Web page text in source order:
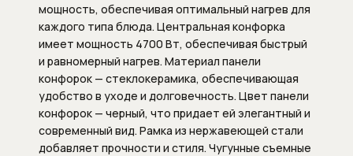
Шланги
Шланговые подсоединения
Комплектующие для сантехники
Внутренние механизмы для
переключателя (дивертора)
мощность, обеспечивая оптимальный нагрев для
каждого типа блюда. Центральная конфорка
имеет мощность 4700 Вт, обеспечивая быстрый
и равномерный нагрев. Материал панели
конфорок — стеклокерамика, обеспечивающая
удобство в уходе и долговечность. Цвет панели
конфорок — черный, что придает ей элегантный и
современный вид. Рамка из нержавеющей стали
добавляет прочности и стиля. Чугунные съемные